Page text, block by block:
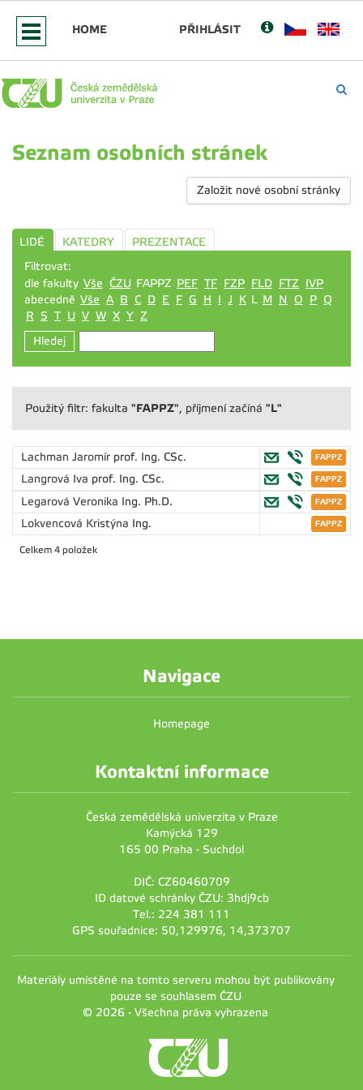
HOME PŘIHLÁSIT
Seznam osobních stránek
Založit nové osobní stránky
LIDÉ KATEDRY
PREZENTACE
Filtrovat:
dle fakulty Vše ČZU FAPPZ PEF TF FZP FLD FTZ IVP
abecedně Vše A B C D E F G H I J K L M N O P Q
R S T U V W X Y Z
Hledej
Použitý filtr: fakulta "FAPPZ", příjmení začíná "L"
Lachman Jaromír prof. Ing. CSc.
Langrová Iva prof. Ing. CSc.
Legarová Veronika Ing. Ph.D.
Lokvencová Kristýna Ing.
Celkem 4 položek
Navigace
Homepage
Kontaktní informace
Česká zemědělská univerzita v Praze
Kamýcká 129
165 00 Praha - Suchdol
DIČ: CZ60460709
ID datové schránky ČZU: 3hdj9cb
Tel.: 224 381 111
GPS souřadnice: 50,129976, 14,373707
Materiály umístěné na tomto serveru mohou být publikovány
pouze se souhlasem ČZU
© 2026 - Všechna práva vyhrazena